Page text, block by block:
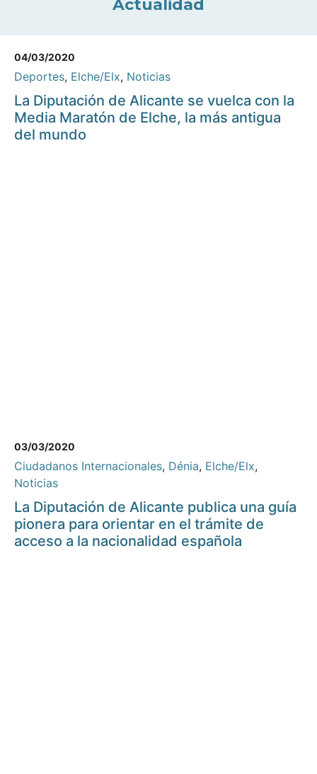
Actualidad
04/03/2020
Deportes, Elche/Elx, Noticias
La Diputación de Alicante se vuelca con la
Media Maratón de Elche, la más antigua
del mundo
03/03/2020
Ciudadanos Internacionales, Dénia, Elche/Elx,
Noticias
La Diputación de Alicante publica una guía
pionera para orientar en el trámite de
acceso a la nacionalidad española